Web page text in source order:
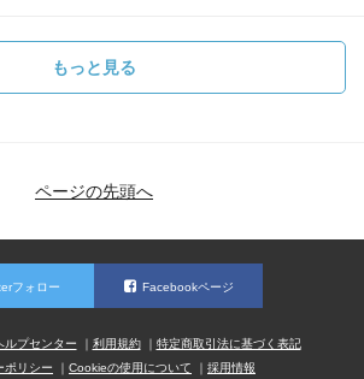
もっと見る
ページの先頭へ
フォロー Facebookページ
ルプセンター 利用規約
特定商取引法に基づく表記
ポリシー
Cookieの使用について 採用情報